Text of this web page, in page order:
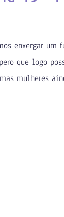
enxergar um
que logo
mulheres